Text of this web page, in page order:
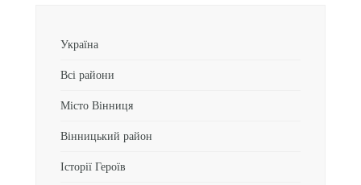
Україна
Всі райони
Місто Вінниця
Вінницький район
Історії Героїв